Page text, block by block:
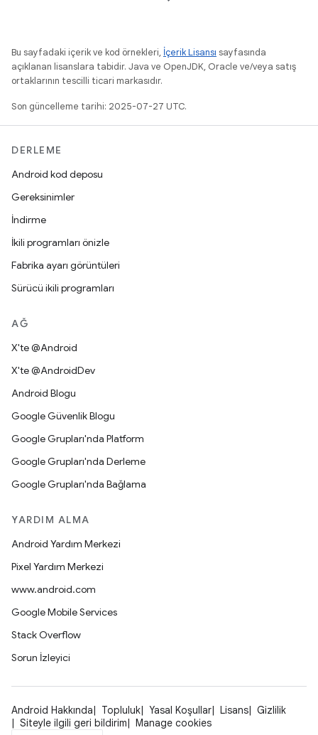
Bu sayfadaki içerik ve kod örnekleri, İçerik Lisansı sayfasında
açıklanan lisanslara tabidir. Java ve OpenJDK, Oracle ve/veya satış
ortaklarının tescilli ticari markasıdır.
Son güncelleme tarihi: 2025-07-27 UTC.
DERLEME
Android kod deposu
Gereksinimler
İndirme
İkili programları önizle
Fabrika ayarı görüntüleri
Sürücü ikili programları
AĞ
X'te @Android
X'te @AndroidDev
Android Blogu
Google Güvenlik Blogu
Google Grupları'nda Platform
Google Grupları'nda Derleme
Google Grupları'nda Bağlama
YARDIM ALMA
Android Yardım Merkezi
Pixel Yardım Merkezi
www.android.com
Google Mobile Services
Stack Overflow
Sorun İzleyici
Android Hakkında Topluluk Yasal Koşullar Lisans
Gizlilik
Siteyle ilgili geri bildirim
Manage cookies